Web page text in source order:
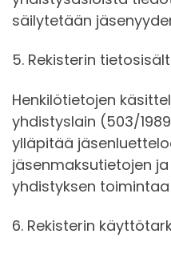
säilytetään
5. Rekisterin
Henkilötietojen
yhdistyslain (503/
ylläpitää
jäsenmaksutietojen
yhdistyksen
6. Rekisterin